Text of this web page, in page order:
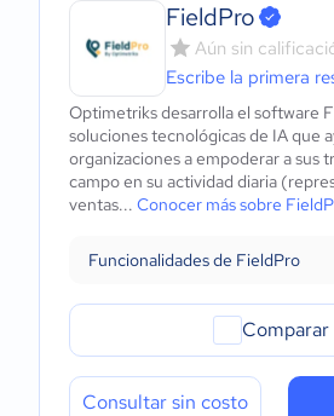
FieldPro
Aún sin
Escribe la primera
Optimetriks desarrolla el software
soluciones tecnológicas de IA que
organizaciones a empoderar a sus
campo en su actividad diaria
ventas... Conocer más sobre
Funcionalidades de FieldPro
Comparar
Consultar sin costo